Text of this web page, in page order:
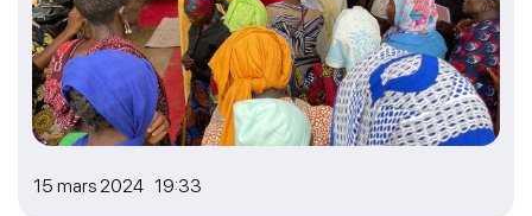
15 mars 2024 19:33